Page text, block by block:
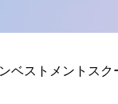
ベストメントスク